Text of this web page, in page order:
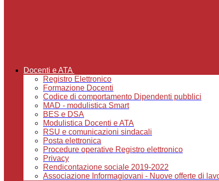
Docenti e ATA
Registro Elettronico
Formazione Docenti
Codice di comportamento Dipendenti pubblici
MAD - modulistica Smart
BES e DSA
Modulistica Docenti e ATA
RSU e comunicazioni sindacali
Posta elettronica
Procedure operative Registro elettronico
Privacy
Rendicontazione sociale 2019-2022
Associazione Informagiovani - Nuove offerte di